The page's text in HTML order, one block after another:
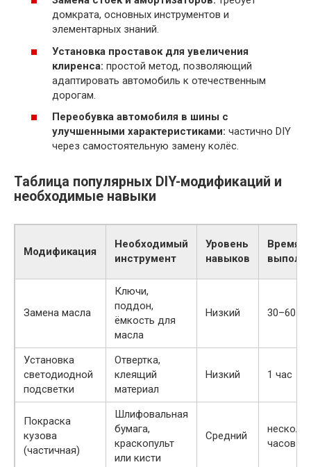
домкрата, основных инструментов и
элементарных знаний.
Установка проставок для увеличения
клиренса: простой метод, позволяющий
адаптировать автомобиль к отечественным
дорогам.
Переобувка автомобиля в шины с
улучшенными характеристиками: частично DIY
через самостоятельную замену колёс.
Таблица популярных DIY-модификаций и
необходимые навыки
Модификация
Необходимый
инструмент
Уровень
навыков
Время
Замена масла
Ключи,
поддон,
ёмкость для
масла
Низкий 30–60
Установка
светодиодной
подсветки
Отвертка,
клеящий
материал
Низкий 1 час
Покраска
кузова
(частичная)
Шлифовальная
бумага,
краскопульт
или кисти
Средний
часов /